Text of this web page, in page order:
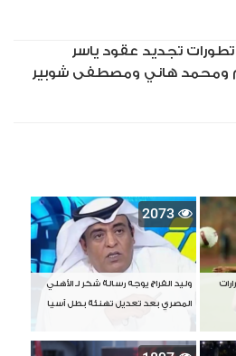
تطورات تجديد عقود ياسر
ومحمد هاني ومصطفى شوبير
2073
وليد الفراج يوجه رسالة شكر لـ الأهلي
المصري بعد تعديل تهنئة بطل آسيا